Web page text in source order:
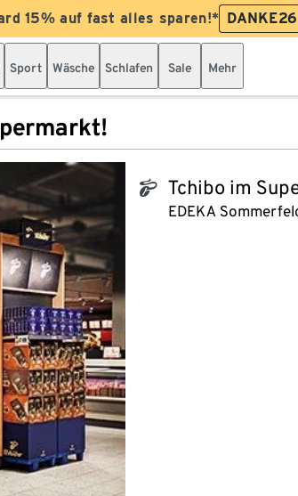
15% auf fast alles sparen!* DANKE26
Sport Wäsche Schlafen Sale Mehr
tchibo_logo Tchibo im
EDEKA